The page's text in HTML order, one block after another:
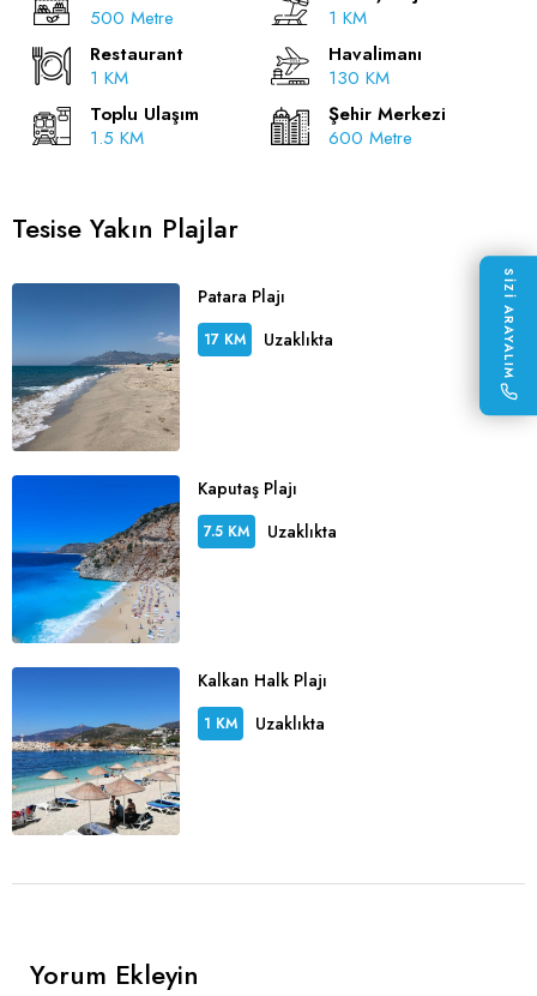
500 Metre
1 KM
Restaurant
1 KM
Havalimanı
130 KM
Toplu Ulaşım
1.5 KM
Şehir Merkezi
600 Metre
Tesise Yakın Plajlar
Patara Plajı
17 KM Uzaklıkta
Kaputaş Plajı
7.5 KM Uzaklıkta
Kalkan Halk Plajı
1 KM Uzaklıkta
Yorum Ekleyin
SİZİ ARAYALIM